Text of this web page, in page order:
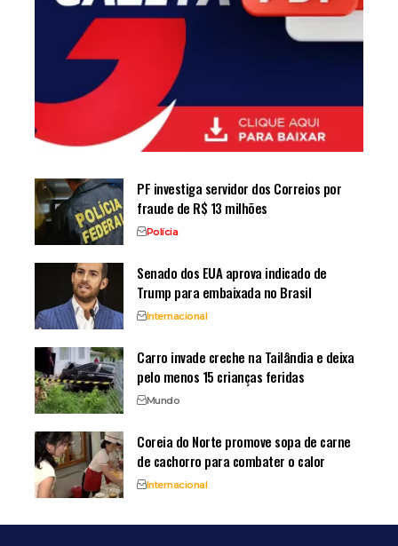
PF investiga servidor dos Correios por
fraude de R$ 13 milhões
Polícia
Senado dos EUA aprova indicado de
Trump para embaixada no Brasil
Internacional
Carro invade creche na Tailândia e deixa
pelo menos 15 crianças feridas
Mundo
Coreia do Norte promove sopa de carne
de cachorro para combater o calor
Internacional